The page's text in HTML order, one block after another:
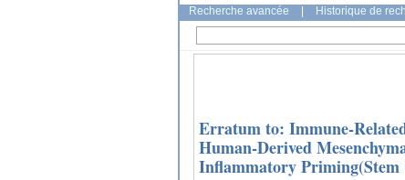
Recherche avancée Historique de
Erratum to: Immune-
Human-Derived
Inflammatory Priming(Stem